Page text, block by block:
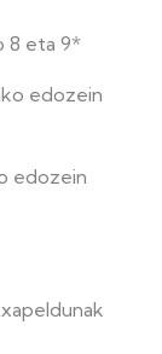
8 eta 9*
edozein
edozein